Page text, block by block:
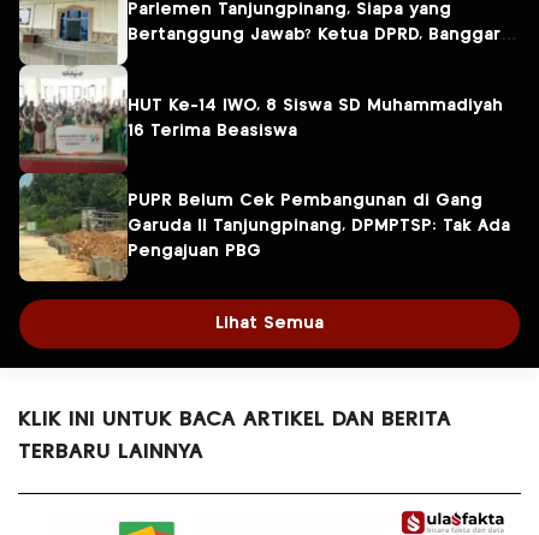
Parlemen Tanjungpinang, Siapa yang
Bertanggung Jawab? Ketua DPRD, Banggar
HUT Ke-14 IWO, 8 Siswa SD Muhammadiyah
16 Terima Beasiswa
PUPR Belum Cek Pembangunan di Gang
Garuda II Tanjungpinang, DPMPTSP: Tak Ada
Pengajuan PBG
Lihat Semua
KLIK INI UNTUK BACA ARTIKEL DAN BERITA
TERBARU LAINNYA